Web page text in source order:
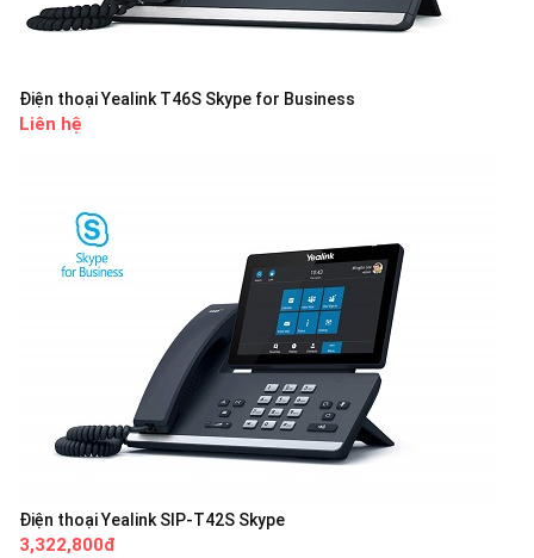
Điện thoại Yealink T46S Skype for Business
Liên hệ
Điện thoại Yealink SIP-T42S Skype
3,322,800đ